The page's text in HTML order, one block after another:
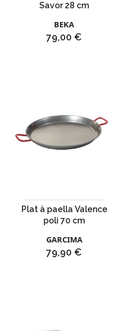
Savor 28 cm
BEKA
Prix
79,00 €
Plat à paella Valence
poli 70 cm
GARCIMA
Prix
79,90 €